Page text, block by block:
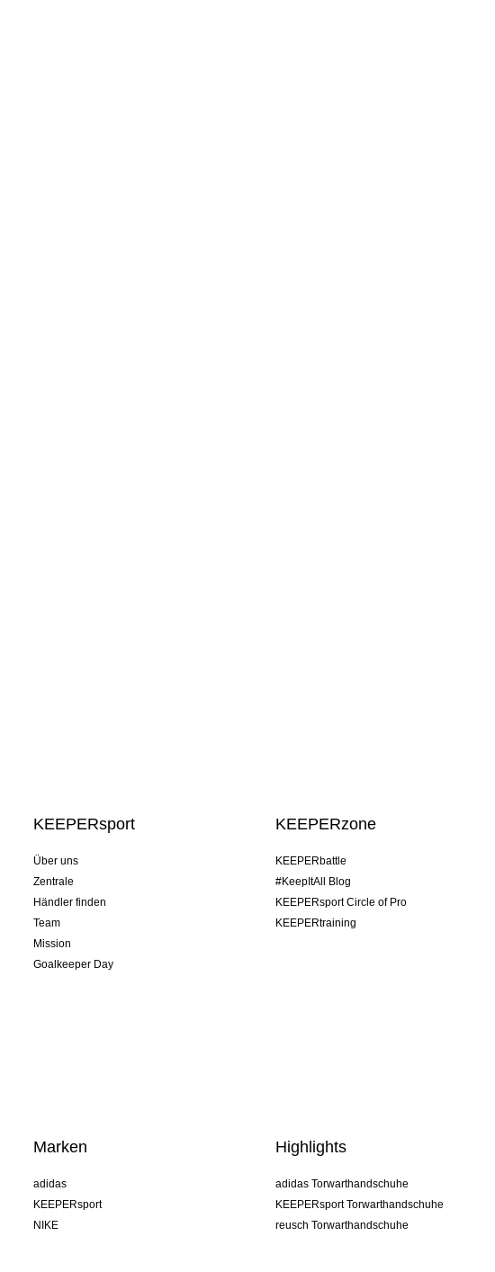
KEEPERsport
Über uns
Zentrale
Händler finden
Team
Mission
Goalkeeper Day
KEEPERzone
KEEPERbattle
#KeepItAll Blog
KEEPERsport Circle of Pro
KEEPERtraining
Marken
adidas
KEEPERsport
NIKE
Highlights
adidas Torwarthandschuhe
KEEPERsport Torwarthandschuhe
reusch Torwarthandschuhe